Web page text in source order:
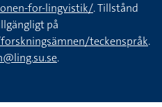
for-lingvistik/. Tillstånd
på
teckenspråk.
.